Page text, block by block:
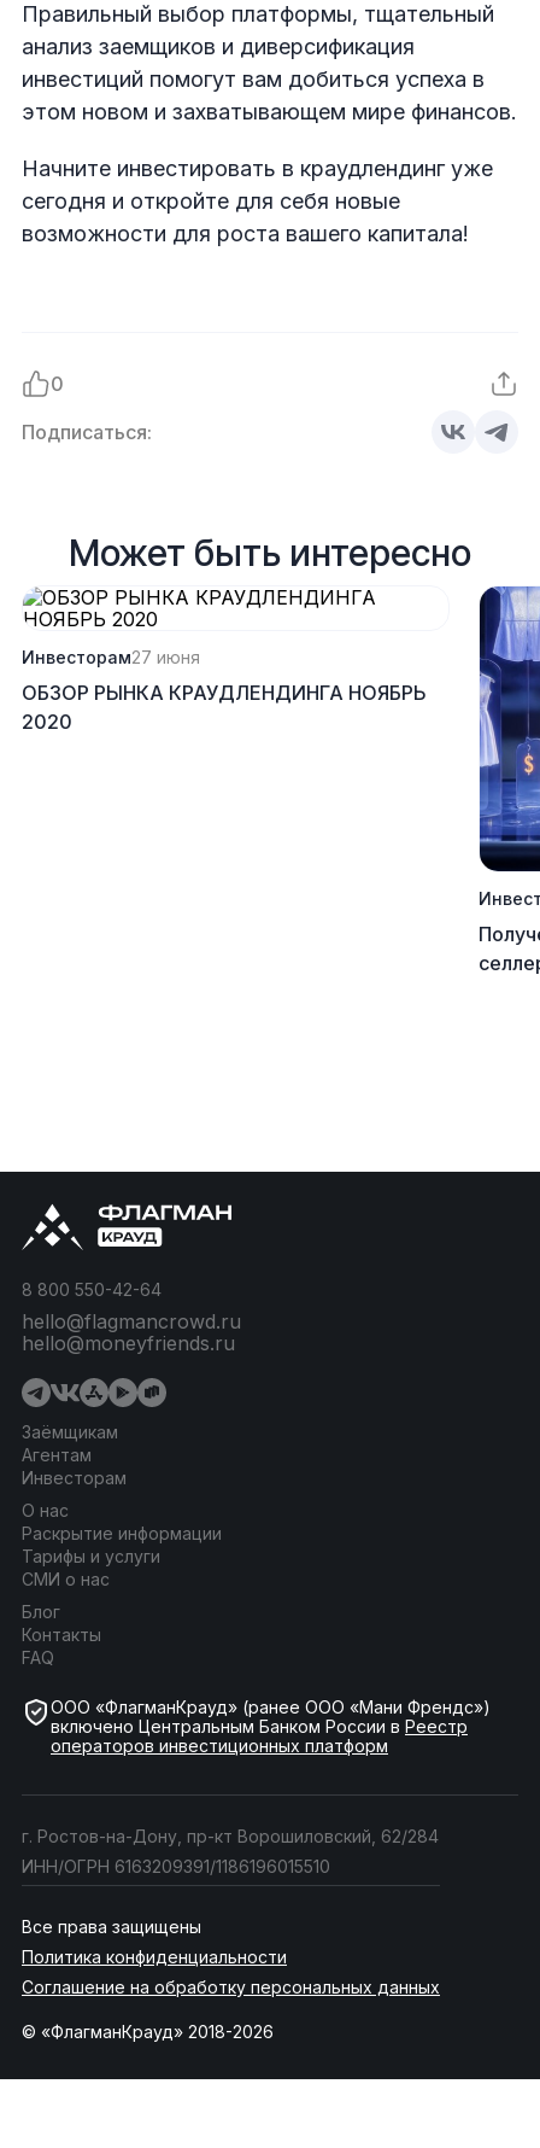
Правильный выбор платформы, тщательный
анализ заемщиков и диверсификация
инвестиций помогут вам добиться успеха в
этом новом и захватывающем мире финансов.
Начните инвестировать в краудлендинг уже
сегодня и откройте для себя новые
возможности для роста вашего капитала!
0
Подписаться:
Может быть интересно
Инвесторам27 июня
ОБЗОР РЫНКА КРАУДЛЕНДИНГА НОЯБРЬ
2020
Заёмщикам
Агентам
Инвесторам
О нас
Раскрытие информации
Тарифы и услуги
СМИ о нас
Блог
Контакты
FAQ
8 800 550-42-64
hello@flagmancrowd.ru
hello@moneyfriends.ru
ООО «ФлагманКрауд» (ранее ООО «Мани Френдс»)
включено Центральным Банком России в Реестр
операторов инвестиционных платформ
г. Ростов-на-Дону, пр-кт Ворошиловский, 62/284
ИНН/ОГРН 6163209391/1186196015510
Все права защищены
Политика конфиденциальности
Соглашение на обработку персональных данных
© «ФлагманКрауд» 2018-2026